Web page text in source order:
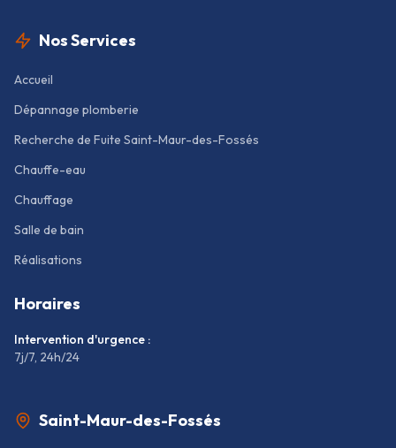
Nos Services
Accueil
Dépannage plomberie
Recherche de Fuite Saint-Maur-des-Fossés
Chauffe-eau
Chauffage
Salle de bain
Réalisations
Horaires
Intervention d'urgence :
7j/7, 24h/24
Saint-Maur-des-Fossés